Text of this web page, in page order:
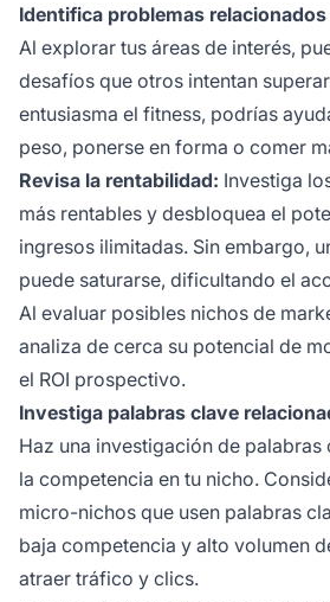
Identifica problemas
Al explorar tus áreas de interés,
desafíos que otros intentan
entusiasma el fitness, podrías
peso, ponerse en forma o comer
Revisa la rentabilidad: Investiga
más rentables y desbloquea el
ingresos ilimitadas. Sin embargo,
puede saturarse, dificultando el
Al evaluar posibles nichos de
analiza de cerca su potencial de
el ROI prospectivo.
Investiga palabras clave
Haz una investigación de
la competencia en tu nicho.
micro-nichos que usen palabras
baja competencia y alto volumen
atraer tráfico y clics.